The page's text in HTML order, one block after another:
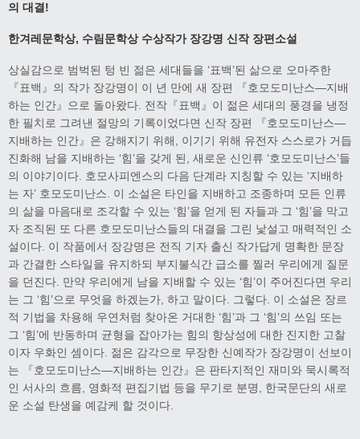
의 대결!
한겨레문학상, 수림문학상 수상작가 장강명 신작 장편소설
상실감으로 범벅된 텅 빈 젊은 세대들을 ‘표백’된 삶으로 오마주한
『표백』의 작가 장강명이 이 년 만에 새 장편 『호모도미난스—지배
하는 인간』으로 돌아왔다. 전작『표백』이 젊은 세대의 풍경을 냉정
한 필치로 그려낸 절망의 기록이었다면 신작 장편 『호모도미난스—
지배하는 인간』은 강해지기 위해, 이기기 위해 유전자 스스로가 거듭
진화해 남을 지배하는 ‘힘’을 갖게 된, 새로운 신인류 ‘호모도미난스’들
의 이야기이다. 호모사피엔스의 다음 단계라 지칭할 수 있는 ‘지배하
는 자’ 호모도미난스. 이 소설은 타인을 지배하고 조종하며 모든 인류
의 삶을 마음대로 조각할 수 있는 ‘힘’을 얻게 된 자들과 그 ‘힘’을 막고
자 조직된 또 다른 호모도미난스들의 대결을 그린 낯설고 매력적인 소
설이다. 이 작품에서 장강명은 전직 기자 출신 작가답게 명확한 문장
과 간결한 스타일을 유지하되 부지불식간 급소를 찔러 우리에게 질문
을 던진다. 만약 우리에게 남을 지배할 수 있는 ‘힘’이 주어진다면 우리
는 그 ‘힘’으로 무엇을 하겠는가, 하고 말이다. 그렇다. 이 소설은 장르
적 기법을 차용해 우연처럼 찾아온 거대한 ‘힘’과 그 ‘힘’의 쓰임 또는
그 ‘힘’에 반동하며 균형을 잡아가는 힘의 항상성에 대한 진지한 고찰
이자 우화인 셈이다. 젊은 감각으로 무장한 신예작가 장강명이 선보이
는 『호모도미난스—지배하는 인간』은 판타지적인 재미와 묵시록적
인 서사의 흐름, 영화적 편집기법 등을 무기로 분명, 한국문단의 새로
운 소설 탄생을 예감케 할 것이다.